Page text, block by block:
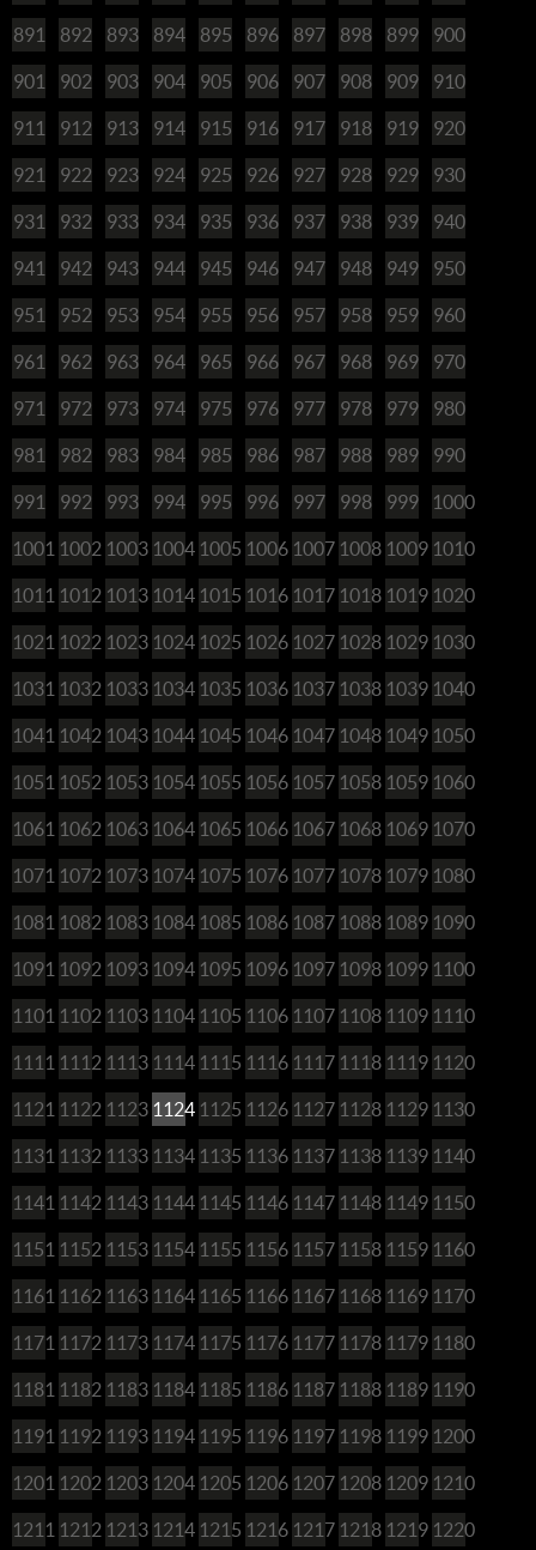
891 892 893 894 895 896 897 898 899 900
901 902 903 904 905 906 907 908 909 910
911 912 913 914 915 916 917 918 919 920
921 922 923 924 925 926 927 928 929 930
931 932 933 934 935 936 937 938 939 940
941 942 943 944 945 946 947 948 949 950
951 952 953 954 955 956 957 958 959 960
961 962 963 964 965 966 967 968 969 970
971 972 973 974 975 976 977 978 979 980
981 982 983 984 985 986 987 988 989 990
991 992 993 994 995 996 997 998 999 1000
1001 1002 1003 1004 1005 1006 1007 1008 1009 1010
1011 1012 1013 1014 1015 1016 1017 1018 1019 1020
1021 1022 1023 1024 1025 1026 1027 1028 1029 1030
1031 1032 1033 1034 1035 1036 1037 1038 1039 1040
1041 1042 1043 1044 1045 1046 1047 1048 1049 1050
1051 1052 1053 1054 1055 1056 1057 1058 1059 1060
1061 1062 1063 1064 1065 1066 1067 1068 1069 1070
1071 1072 1073 1074 1075 1076 1077 1078 1079 1080
1081 1082 1083 1084 1085 1086 1087 1088 1089 1090
1091 1092 1093 1094 1095 1096 1097 1098 1099 1100
1101 1102 1103 1104 1105 1106 1107 1108 1109 1110
1111 1112 1113 1114 1115 1116 1117 1118 1119 1120
1121 1122 1123 1124 1125 1126 1127 1128 1129 1130
1131 1132 1133 1134 1135 1136 1137 1138 1139 1140
1141 1142 1143 1144 1145 1146 1147 1148 1149 1150
1151 1152 1153 1154 1155 1156 1157 1158 1159 1160
1161 1162 1163 1164 1165 1166 1167 1168 1169 1170
1171 1172 1173 1174 1175 1176 1177 1178 1179 1180
1181 1182 1183 1184 1185 1186 1187 1188 1189 1190
1191 1192 1193 1194 1195 1196 1197 1198 1199 1200
1201 1202 1203 1204 1205 1206 1207 1208 1209 1210
1211 1212 1213 1214 1215 1216 1217 1218 1219 1220